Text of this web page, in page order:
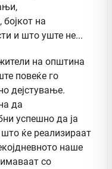
на
и што уште не...
на општина
повеќе го
дејстување.
да
успешно да ја
ќе реализираат
наше
со